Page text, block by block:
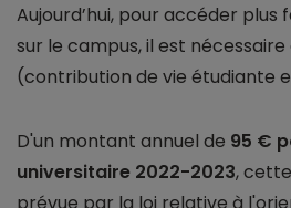
Aujourd’hui, pour accéder plus
sur le campus, il est nécessaire
(contribution de vie étudiante
D'un montant annuel de 95 €
universitaire 2022-2023,
prévue par la loi relative à